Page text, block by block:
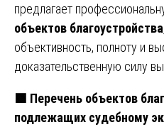
предлагает
объектов благоустройства
объективность, полноту и
доказательственную силу
🟩 Перечень объектов
подлежащих судебному